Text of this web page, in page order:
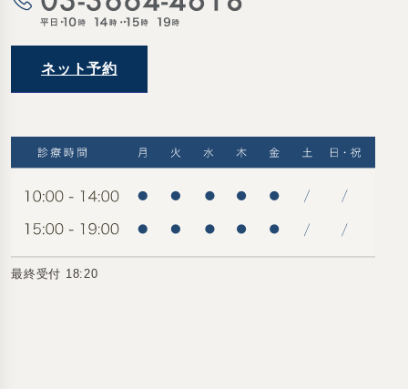
ネット予約
最終受付 18:20